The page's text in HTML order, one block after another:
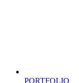
PORTFOLIO